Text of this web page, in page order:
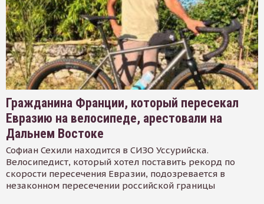
Гражданина Франции, который пересекал
Евразию на велосипеде, арестовали на
Дальнем Востоке
Софиан Сехили находится в СИЗО Уссурийска.
Велосипедист, который хотел поставить рекорд по
скорости пересечения Евразии, подозревается в
незаконном пересечении российской границы